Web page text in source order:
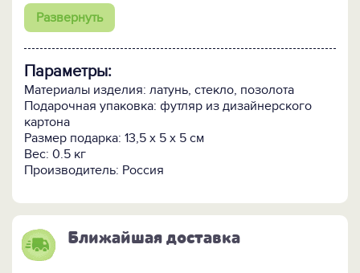
картонас магнитным клапаном и ручкой – удобно
носить, комфортно дарить!
поздравительного текста методом лазерной
гравировки на стеклянной чарке или на
металлизированном шильде на футляр. Стоимость
уточняйте дополнительно.
ПОСМОТРИТЕ ЕЩЕ:
-Набор из 2 чарок "Наше всё" >>
-Набор из 6 чарок "Наше всё" >>
Чарки по отдельности:
-Буровику >>
-Нефтепереработка >>
Трубопровод >>
Развернуть
Параметры:
Материалы изделия: латунь, стекло, позолота
Подарочная упаковка: футляр из дизайнерского
картона
Размер подарка: 13,5 х 5 х 5 см
Вес: 0.5 кг
Производитель: Россия
Ближайшая доставка